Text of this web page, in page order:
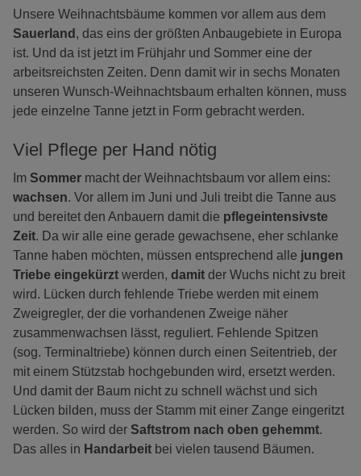
Unsere Weihnachtsbäume kommen vor allem aus dem
Sauerland , das eins der größten Anbaugebiete in Europa
ist. Und da ist jetzt im Frühjahr und Sommer eine der
arbeitsreichsten Zeiten. Denn damit wir in sechs Monaten
unseren Wunsch-Weihnachtsbaum erhalten können, muss
jede einzelne Tanne jetzt in Form gebracht werden.
Viel Pflege per Hand nötig
Im Sommer macht der Weihnachtsbaum vor allem eins:
wachsen. Vor allem im Juni und Juli treibt die Tanne aus
und bereitet den Anbauern damit die pflegeintensivste
Zeit. Da wir alle eine gerade gewachsene, eher schlanke
Tanne haben möchten, müssen entsprechend alle jungen
Triebe eingekürzt werden, damit der Wuchs nicht zu breit
wird. Lücken durch fehlende Triebe werden mit einem
Zweigregler, der die vorhandenen Zweige näher
zusammenwachsen lässt, reguliert. Fehlende Spitzen
(sog. Terminaltriebe) können durch einen Seitentrieb, der
mit einem Stützstab hochgebunden wird, ersetzt werden.
Und damit der Baum nicht zu schnell wächst und sich
Lücken bilden, muss der Stamm mit einer Zange eingeritzt
werden. So wird der Saftstrom nach oben gehemmt.
Das alles in Handarbeit bei vielen tausend Bäumen.